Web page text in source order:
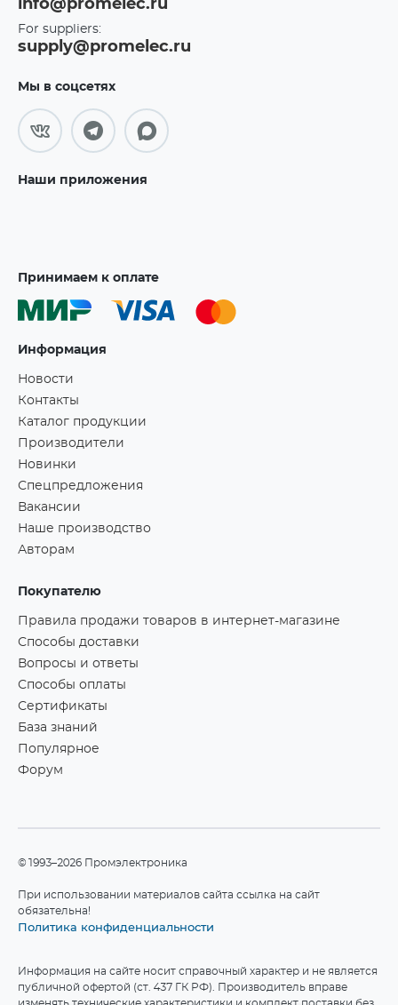
info@promelec.ru
For suppliers:
supply@promelec.ru
Мы в соцсетях
Наши приложения
Принимаем к оплате
Информация
Новости
Контакты
Каталог продукции
Производители
Новинки
Спецпредложения
Вакансии
Наше производство
Авторам
Покупателю
Правила продажи товаров в интернет-магазине
Способы доставки
Вопросы и ответы
Способы оплаты
Сертификаты
База знаний
Популярное
Форум
©1993–2026 Промэлектроника
При использовании материалов сайта ссылка на сайт
обязательна!
Политика конфиденциальности
Информация на сайте носит справочный характер и не является
публичной офертой (ст. 437 ГК РФ). Производитель вправе